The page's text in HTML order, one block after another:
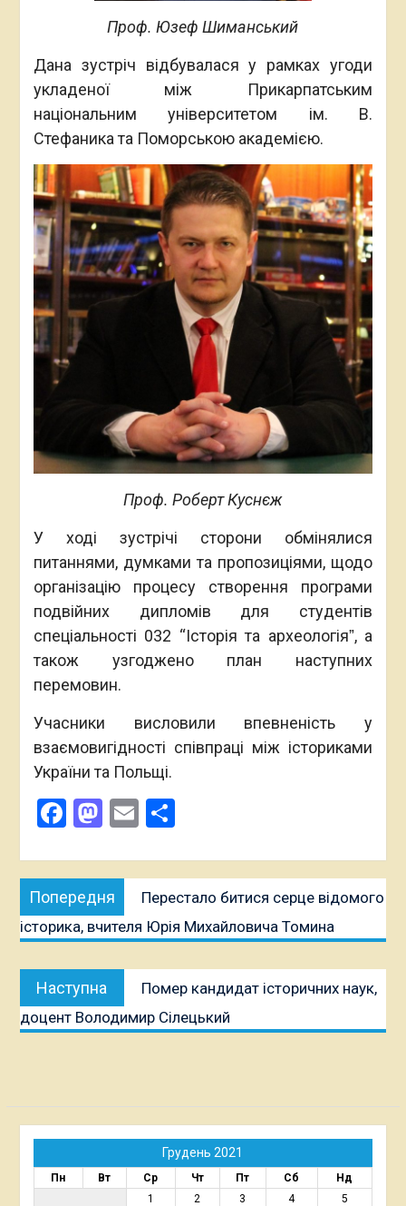
Проф. Юзеф Шиманський
Дана зустріч відбувалася у рамках угоди
укладеної між Прикарпатським
національним університетом ім. В.
Стефаника та Поморською академією.
Проф. Роберт Куснєж
У ході зустрічі сторони обмінялися
питаннями, думками та пропозиціями, щодо
організацію процесу створення програми
подвійних дипломів для студентів
спеціальності 032 “Історія та археологіяˮ, а
також узгоджено план наступних
перемовин.
Учасники висловили впевненість у
взаємовигідності співпраці між істориками
України та Польщі.
Facebook
Mastodon
EmailПоділитися
Навігація
записів
Попередня
публікація:
Перестало битися серце відомого
історика, вчителя Юрія Михайловича Томина
Наступна
публікація:
Помер кандидат історичних наук,
доцент Володимир Сілецький
Грудень 2021
Пн Вт Ср Чт Пт Сб
Нд
1
2 3 4
5